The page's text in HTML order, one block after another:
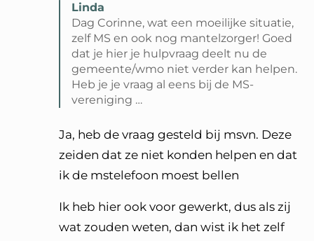
Linda
Dag Corinne, wat een moeilijke situatie,
zelf MS en ook nog mantelzorger! Goed
dat je hier je hulpvraag deelt nu de
gemeente/wmo niet verder kan helpen.
Heb je je vraag al eens bij de MS-
vereniging …
Ja, heb de vraag gesteld bij msvn. Deze
zeiden dat ze niet konden helpen en dat
ik de mstelefoon moest bellen
Ik heb hier ook voor gewerkt, dus als zij
wat zouden weten, dan wist ik het zelf